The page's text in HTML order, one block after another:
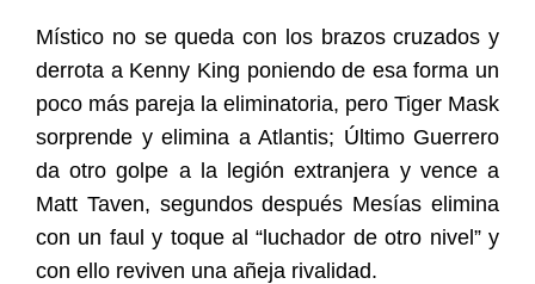
Místico no se queda con los brazos cruzados y
derrota a Kenny King poniendo de esa forma un
poco más pareja la eliminatoria, pero Tiger Mask
sorprende y elimina a Atlantis; Último Guerrero
da otro golpe a la legión extranjera y vence a
Matt Taven, segundos después Mesías elimina
con un faul y toque al “luchador de otro nivel” y
con ello reviven una añeja rivalidad.